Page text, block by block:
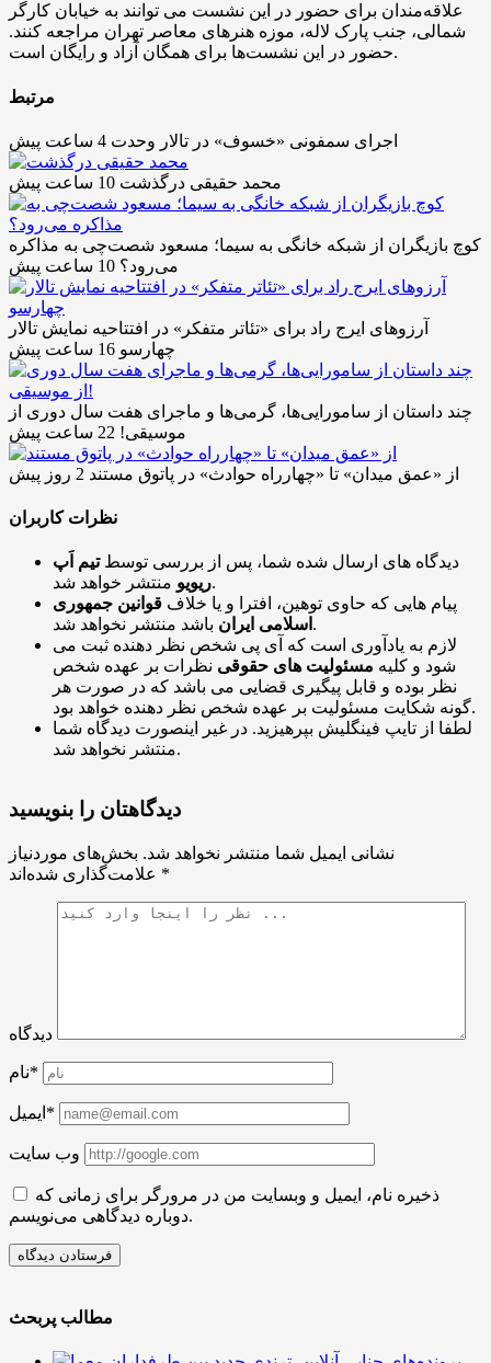
علاقه‌مندان برای حضور در این نشست می توانند به خیابان کارگر
شمالی، جنب پارک لاله، موزه هنرهای معاصر تهران مراجعه کنند.
حضور در این نشست‌ها برای همگان آزاد و رایگان است.
مرتبط
اجرای سمفونی «خسوف» در تالار وحدت 4 ساعت پیش
محمد حقیقی درگذشت 10 ساعت پیش
کوچ بازیگران از شبکه خانگی به سیما؛ مسعود شصت‌چی به مذاکره
می‌رود؟ 10 ساعت پیش
آرزوهای ایرج راد برای «تئاتر متفکر» در افتتاحیه نمایش تالار
چهارسو 16 ساعت پیش
چند داستان از سامورایی‌ها، گرمی‌ها و ماجرای هفت سال دوری از
موسیقی! 22 ساعت پیش
از «عمق میدان» تا «چهارراه حوادث» در پاتوق مستند 2 روز پیش
نظرات کاربران
دیدگاه های ارسال شده شما، پس از بررسی توسطتیم اَپ
ریویومنتشر خواهد شد.
پیام هایی که حاوی توهین، افترا و یا خلاف قوانین جمهوری
اسلامی ایران باشد منتشر نخواهد شد.
لازم به یادآوری است که آی پی شخص نظر دهنده ثبت می
شود و کلیه مسئولیت های حقوقی نظرات بر عهده شخص
نظر بوده و قابل پیگیری قضایی می باشد که در صورت هر
گونه شکایت مسئولیت بر عهده شخص نظر دهنده خواهد بود.
لطفا از تایپ فینگلیش بپرهیزید. در غیر اینصورت دیدگاه شما
منتشر نخواهد شد.
دیدگاهتان را بنویسید
نشانی ایمیل شما منتشر نخواهد شد. بخش‌های موردنیاز
*
دیدگاه
نام*
ایمیل*
وب سایت
ذخیره نام، ایمیل و وبسایت من در مرورگر برای زمانی که
دوباره دیدگاهی می‌نویسم.
مطالب پربحث